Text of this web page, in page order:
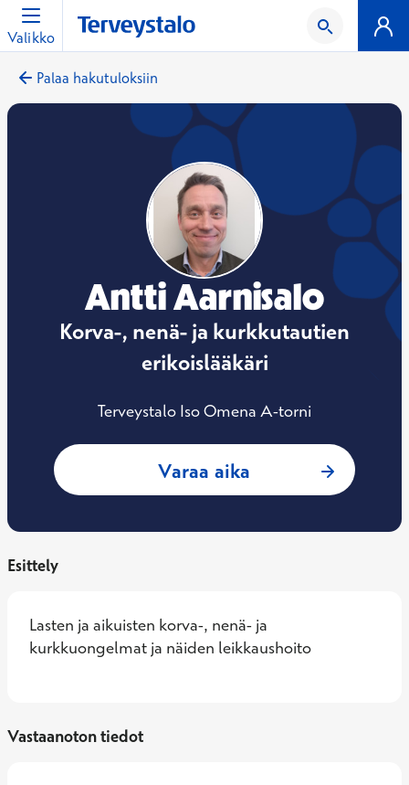
Valikko
Palaa hakutuloksiin
Antti Aarnisalo
Korva-, nenä- ja kurkkutautien
erikoislääkäri
Terveystalo Iso Omena A-torni
Varaa aika : Antti
Esittely
Lasten ja aikuisten korva-, nenä- ja
kurkkuongelmat ja näiden leikkaushoito
Vastaanoton tiedot